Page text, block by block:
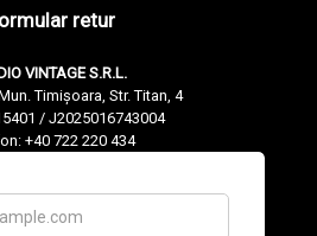
retur
VINTAGE S.R.L.
Timișoara, Str. Titan, 4
/ J2025016743004
+40 722 220 434